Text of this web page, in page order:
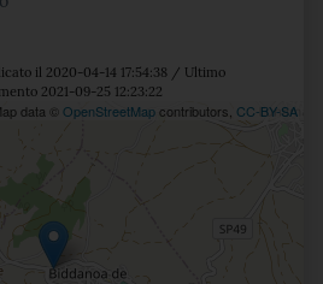
il 2020-04-14 17:54:38 / Ultimo
2021-09-25 12:23:22
data © OpenStreetMapcontributors, CC-BY-SA